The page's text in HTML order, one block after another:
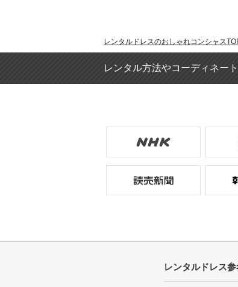
レンタルドレスのおしゃれコンシャス
レンタル方法やコーディネー
レンタルドレス